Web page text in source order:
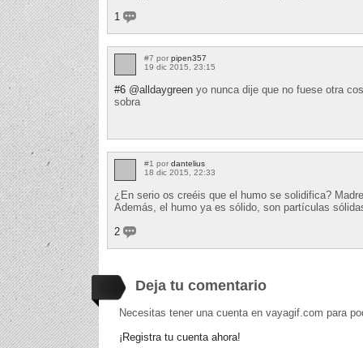
1
#7 por pipen357
19 dic 2015, 23:15
#6 @alldaygreen yo nunca dije que no fuese otra
sobra
#1 por dantelius
18 dic 2015, 22:33
¿En serio os creéis que el humo se solidifica?
Además, el humo ya es sólido, son partículas
2
Deja tu comentario
Necesitas tener una cuenta en vayagif.com para
¡Registra tu cuenta ahora!